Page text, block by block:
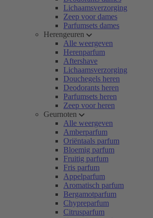
Lichaamsverzorging
Zeep voor dames
Parfumsets dames
Herengeuren
Alle weergeven
Herenparfum
Aftershave
Lichaamsverzorging
Douchegels heren
Deodorants heren
Parfumsets heren
Zeep voor heren
Geurnoten
Alle weergeven
Amberparfum
Oriëntaals parfum
Bloemig parfum
Fruitig parfum
Fris parfum
Appelparfum
Aromatisch parfum
Bergamotparfum
Chypreparfum
Citrusparfum